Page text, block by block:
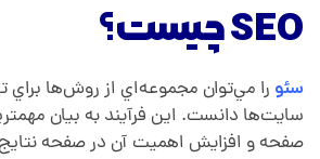
ت
؟
SEO چیست؟
سئو را مي‌توان مجموعه‌اي از روش‌ها براي
سايت‌ها دانست. اين فرآيند به بيان
صفحه و افزايش اهميت آن در صفحه